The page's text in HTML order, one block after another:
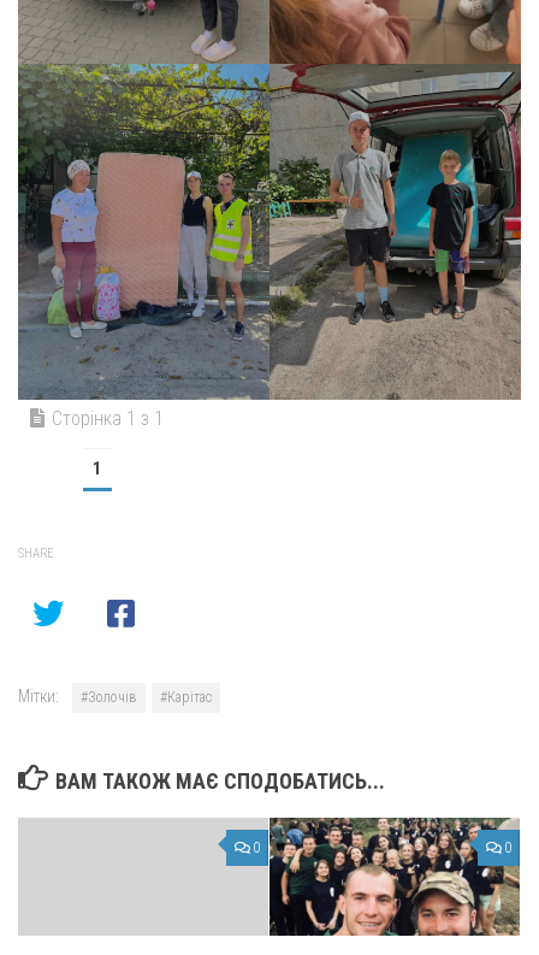
Сторінка 1 з 1
1
SHARE
Мітки: #Золочів #Карітас
ВАМ ТАКОЖ МАЄ СПОДОБАТИСЬ...
0 0